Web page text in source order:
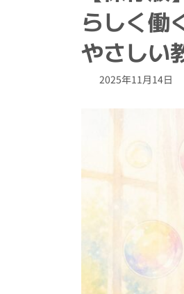
らしく働
やさしい
2025年11月14日